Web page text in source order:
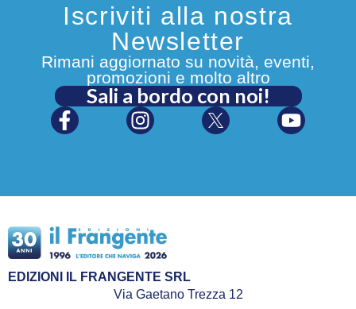
Iscriviti alla nostra
Newsletter
Rimani aggiornato su novità, eventi,
promozioni e molto altro
Sali a bordo con noi!
EDIZIONI IL FRANGENTE SRL
Via Gaetano Trezza 12